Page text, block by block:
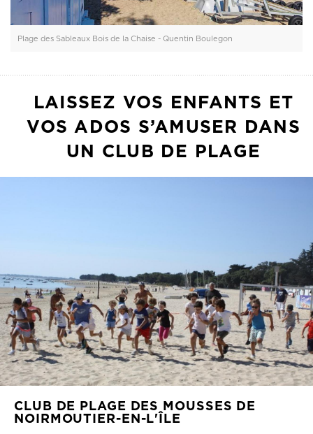
Plage des Sableaux Bois de la Chaise - Quentin Boulegon
LAISSEZ VOS ENFANTS ET
VOS ADOS S’AMUSER DANS
UN CLUB DE PLAGE
CLUB DE PLAGE DES MOUSSES DE
NOIRMOUTIER-EN-L'ÎLE